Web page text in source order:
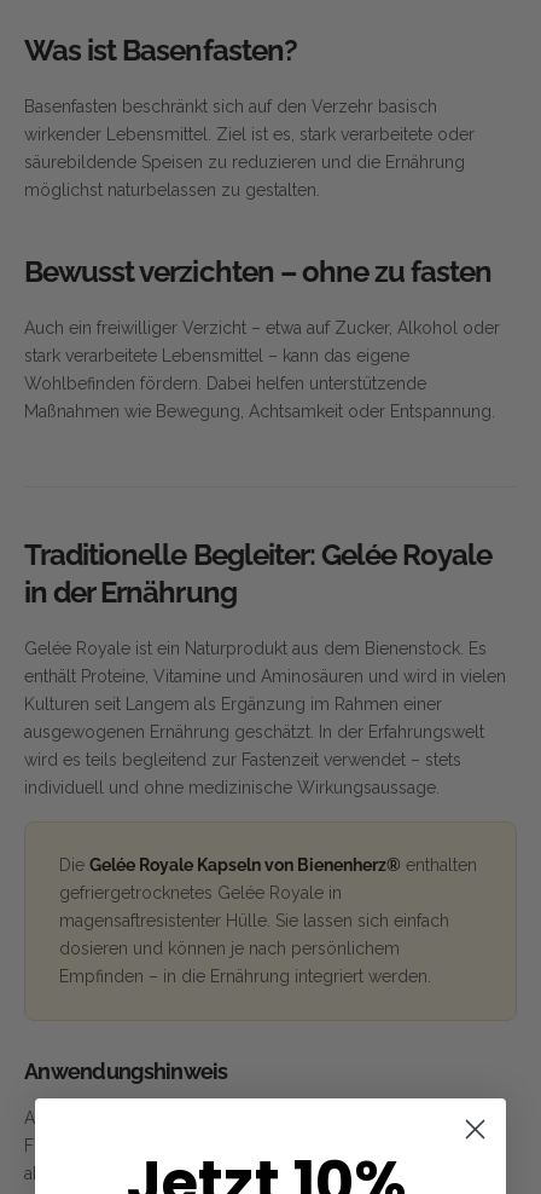
Was ist Basenfasten?
Basenfasten beschränkt sich auf den Verzehr basisch
wirkender Lebensmittel. Ziel ist es, stark verarbeitete oder
säurebildende Speisen zu reduzieren und die Ernährung
möglichst naturbelassen zu gestalten.
Bewusst verzichten – ohne zu fasten
Auch ein freiwilliger Verzicht – etwa auf Zucker, Alkohol oder
stark verarbeitete Lebensmittel – kann das eigene
Wohlbefinden fördern. Dabei helfen unterstützende
Maßnahmen wie Bewegung, Achtsamkeit oder Entspannung.
Traditionelle Begleiter: Gelée Royale
in der Ernährung
Gelée Royale ist ein Naturprodukt aus dem Bienenstock. Es
enthält Proteine, Vitamine und Aminosäuren und wird in vielen
Kulturen seit Langem als Ergänzung im Rahmen einer
ausgewogenen Ernährung geschätzt. In der Erfahrungswelt
wird es teils begleitend zur Fastenzeit verwendet – stets
individuell und ohne medizinische Wirkungsaussage.
Die Gelée Royale Kapseln von Bienenherz® enthalten
gefriergetrocknetes Gelée Royale in
magensaftresistenter Hülle. Sie lassen sich einfach
dosieren und können je nach persönlichem
Empfinden – in die Ernährung integriert werden.
Anwendungshinweis
Allgemeine Empfehlung: 1 Kapsel täglich mit reichlich
Flüssigkeit einnehmen – im Rahmen einer
abwechslungsreichen Ernährung und eines gesunden